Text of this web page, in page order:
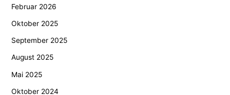
Februar 2026
Oktober 2025
September 2025
August 2025
Mai 2025
Oktober 2024